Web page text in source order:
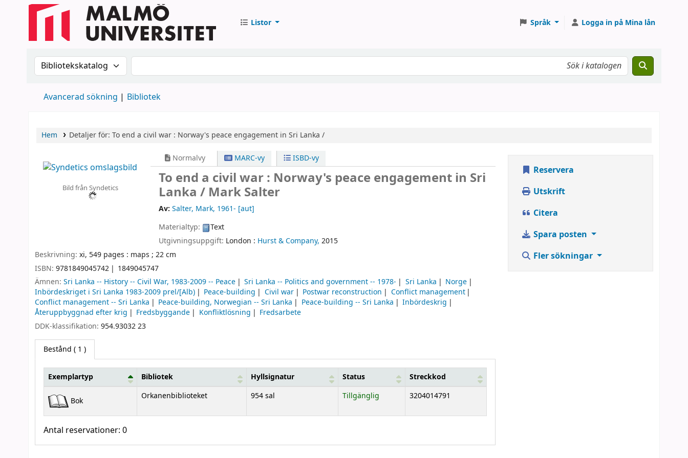
Listor Språk Logga in på Mina lån
Sök i katalogen efter:Sök i katalogen
Avancerad sökning Bibliotek
Hem Detaljer för: To end a civil war : Norway's peace engagement in Sri Lanka /
Bild från Syndetics
Normalvy MARC-vy ISBD-vy
To end a civil war : Norway's peace engagement in Sri
Lanka / Mark Salter
Av: Salter, Mark, 1961- [aut]
Materialtyp:
Text
Utgivningsuppgift: London : Hurst & Company, 2015
Beskrivning: xi, 549 pages : maps ; 22 cm
ISBN: 9781849045742
1849045747
Ämnen: Sri Lanka -- History -- Civil War, 1983-2009 -- Peace Sri Lanka -- Politics and government -- 1978- Sri Lanka
Norge
Inbördeskriget i Sri Lanka 1983-2009 prel/[Alb)
Peace-building Civil war Postwar reconstruction
Conflict management
Conflict management -- Sri Lanka
Peace-building, Norwegian -- Sri Lanka Peace-building -- Sri Lanka
Inbördeskrig
Återuppbyggnad efter krig
Fredsbyggande Konfliktlösning
Fredsarbete
DDK-klassifikation: 954.93032 23
Bestånd ( 1 )
Bestånd
Exemplartyp Bibliotek Hyllsignatur Status Streckkod
Bok Orkanenbiblioteket 954 sal Tillgänglig 3204014791
Antal reservationer: 0
Reservera
Utskrift
Citera
Spara posten
Fler sökningar